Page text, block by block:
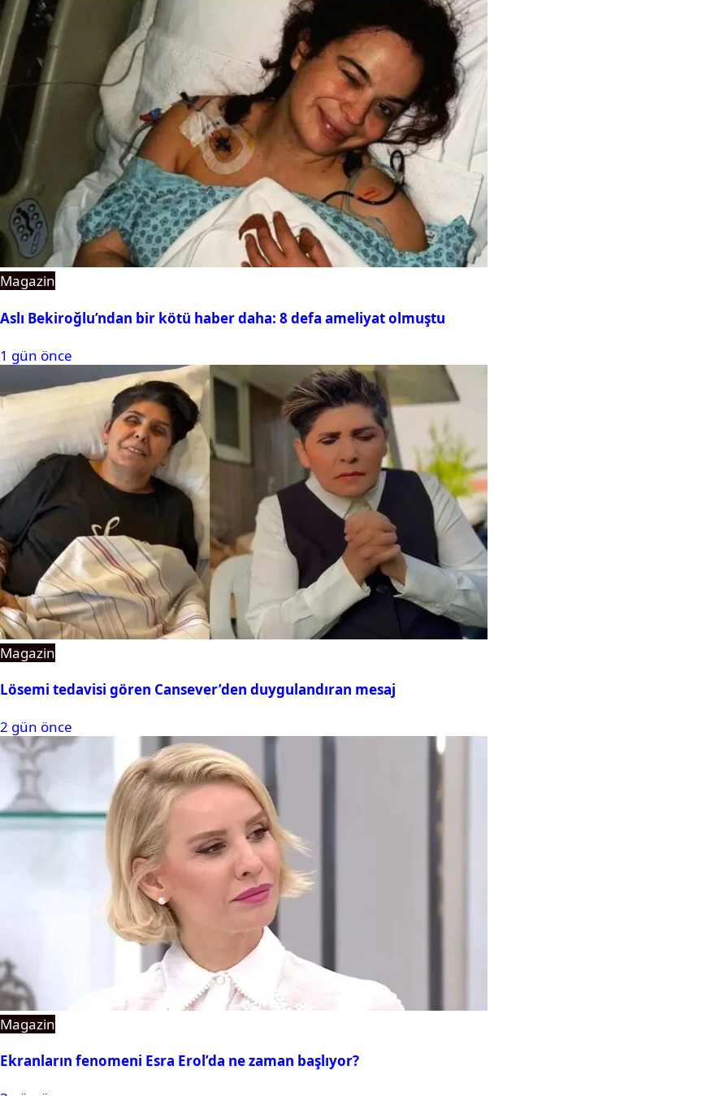
Magazin
Aslı Bekiroğlu’ndan bir kötü haber daha: 8 defa ameliyat olmuştu
1 gün önce
Magazin
Lösemi tedavisi gören Cansever’den duygulandıran mesaj
2 gün önce
Magazin
Ekranların fenomeni Esra Erol’da ne zaman başlıyor?